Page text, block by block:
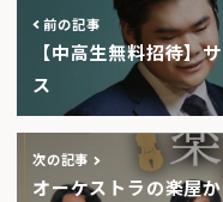
前の記事
【中高生無料招待】
ス
次の記事
オーケストラの楽屋